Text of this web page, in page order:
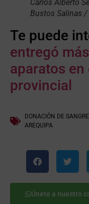
Carlos Alberto
Bustos Salinas
Te puede
entregó
aparatos
provincial
DONACIÓN DE SANGRE
AREQUIPA
Únete a nuestro